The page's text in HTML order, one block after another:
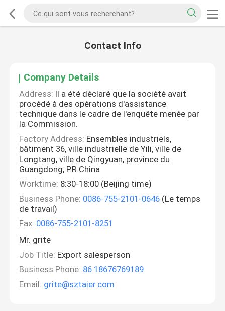
Contact Info
Company Details
Address: Il a été déclaré que la société avait
procédé à des opérations d'assistance
technique dans le cadre de l'enquête menée par
la Commission.
Factory Address: Ensembles industriels,
bâtiment 36, ville industrielle de Yili, ville de
Longtang, ville de Qingyuan, province du
Guangdong, P.R.China
Worktime: 8:30-18:00 (Beijing time)
Business Phone: 0086-755-2101-0646 (Le temps
de travail)
Fax: 0086-755-2101-8251
Mr. grite
Job Title: Export salesperson
Business Phone: 86 18676769189
Email: grite@sztaier.com